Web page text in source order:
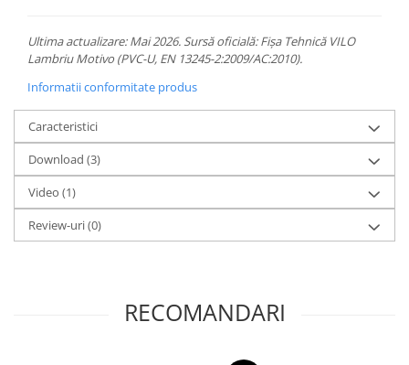
Ultima actualizare: Mai 2026. Sursă oficială: Fișa Tehnică VILO
Lambriu Motivo (PVC-U, EN 13245-2:2009/AC:2010).
Informatii conformitate produs
Caracteristici
Download (3)
Video (1)
Review-uri(0)
RECOMANDARI